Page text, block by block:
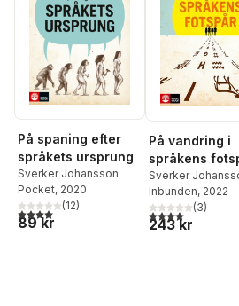
På spaning efter
språkets ursprung
Sverker Johansson
Pocket, 2020
4,0utav 5 stjärnor. Totalt antal röster:
(12)
89 kr
På vandring i
språkens
Sverker
Inbunden, 2022
4,0utav 5(3)
243 kr